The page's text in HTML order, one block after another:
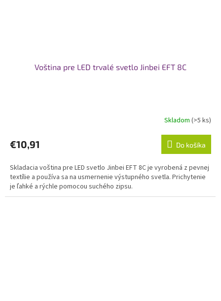
Voština pre LED trvalé svetlo Jinbei EFT 8C
Skladom (>5 ks)
€10,91 Do košíka
Skladacia voština pre LED svetlo Jinbei EFT 8C je vyrobená z pevnej
textílie a používa sa na usmernenie výstupného svetla. Prichytenie
je ľahké a rýchle pomocou suchého zipsu.